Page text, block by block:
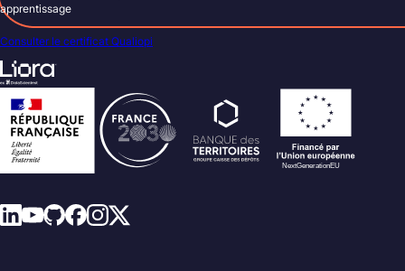
apprentissage
Consulter le certificat Qualiopi